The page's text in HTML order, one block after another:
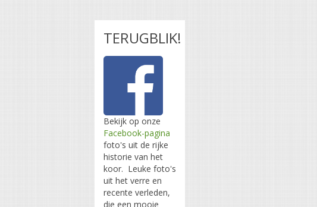
TERUGBLIK!
Bekijk op onze
Facebook-pagina
foto's uit de rijke
historie van het
koor. Leuke foto's
uit het verre en
recente verleden,
die een mooie